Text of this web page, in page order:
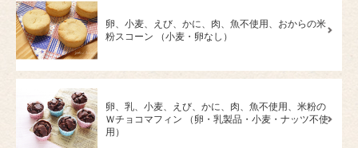
卵、小麦、えび、かに、肉、魚不使用、おからの米
粉スコーン （小麦・卵なし）
卵、乳、小麦、えび、かに、肉、魚不使用、米粉の
Ｗチョコマフィン （卵・乳製品・小麦・ナッツ不使
用）